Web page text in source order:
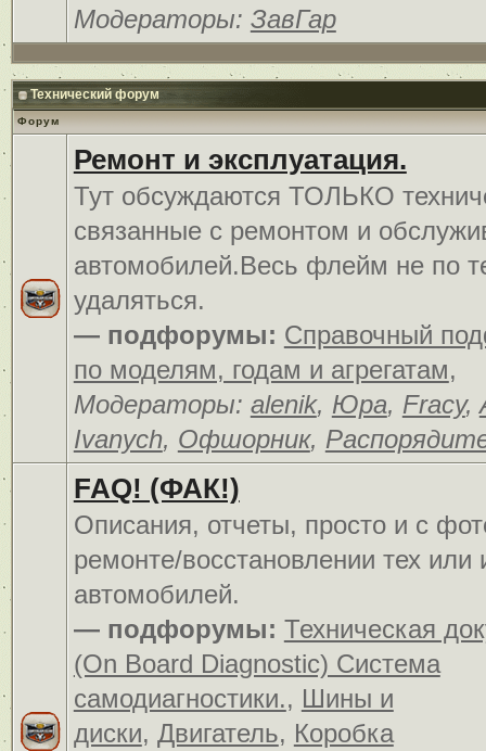
Модераторы: ЗавГар
Технический форум
Форум
Ремонт и эксплуатация.
Тут обсуждаются ТОЛЬКО
связанные с ремонтом и
автомобилей.Весь флейм не по
удаляться.
— подфорумы: Справочный
по моделям, годам и агрегатам,
Модераторы: alenik, Юра, Fracy,
Ivanych, Офшорник,
FAQ! (ФАК!)
Описания, отчеты, просто и c
ремонте/восстановлении тех или
автомобилей.
— подфорумы: Техническая
(On Board Diagnostic) Система
самодиагностики., Шины и
диски, Двигатель, Коробка